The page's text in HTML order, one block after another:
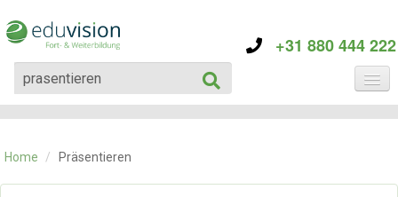
+31 880 444 222
KATEGORIE
KONTAKT
Home / Präsentieren